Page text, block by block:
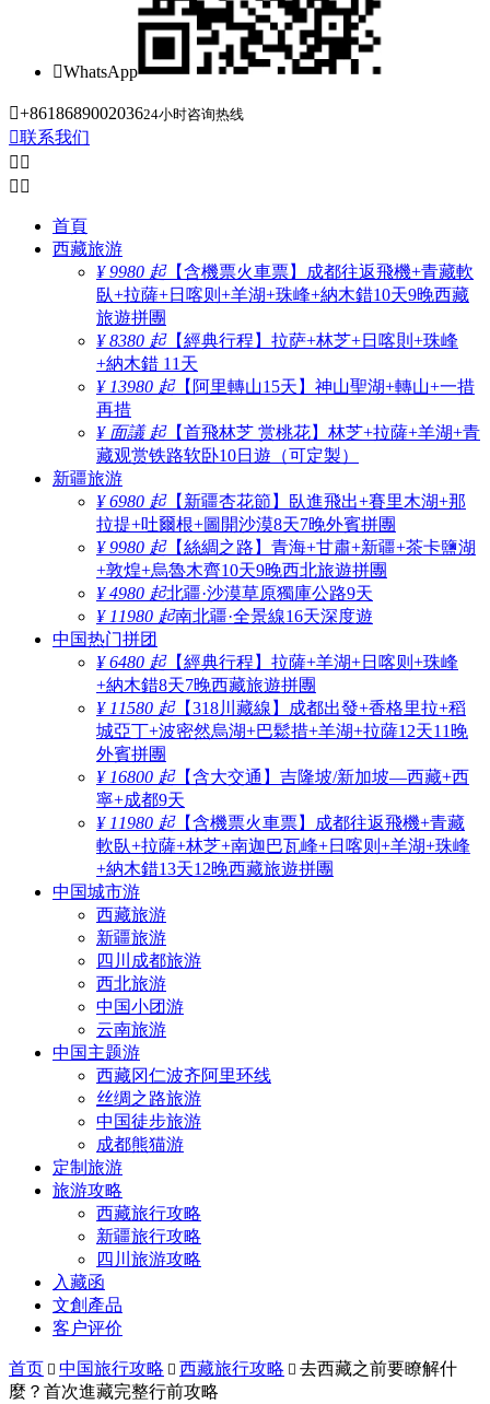
WhatsApp
+861868900203624小时咨询热线
联系我们
 
 
首頁
西藏旅游
¥ 9980 起【含機票火車票】成都往返飛機+青藏軟
臥+拉薩+日喀则+羊湖+珠峰+納木錯10天9晚西藏
旅遊拼團
¥ 8380 起【經典行程】拉萨+林芝+日喀則+珠峰
+納木錯 11天
¥ 13980 起【阿里轉山15天】神山聖湖+轉山+一措
再措
¥ 面議 起【首飛林芝 赏桃花】林芝+拉薩+羊湖+青
藏观赏铁路软卧10日遊（可定製）
新疆旅游
¥ 6980 起【新疆杏花節】臥進飛出+賽里木湖+那
拉提+吐爾根+圖開沙漠8天7晚外賓拼團
¥ 9980 起【絲綢之路】青海+甘肅+新疆+茶卡鹽湖
+敦煌+烏魯木齊10天9晚西北旅遊拼團
¥ 4980 起北疆·沙漠草原獨庫公路9天
¥ 11980 起南北疆·全景線16天深度遊
中国热门拼团
¥ 6480 起【經典行程】拉薩+羊湖+日喀则+珠峰
+納木錯8天7晚西藏旅遊拼團
¥ 11580 起【318川藏線】成都出發+香格里拉+稻
城亞丁+波密然烏湖+巴鬆措+羊湖+拉薩12天11晚
外賓拼團
¥ 16800 起【含大交通】吉隆坡/新加坡—西藏+西
寧+成都9天
¥ 11980 起【含機票火車票】成都往返飛機+青藏
軟臥+拉薩+林芝+南迦巴瓦峰+日喀则+羊湖+珠峰
+納木錯13天12晚西藏旅遊拼團
中国城市游
西藏旅游
新疆旅游
四川成都旅游
西北旅游
中国小团游
云南旅游
中国主题游
西藏冈仁波齐阿里环线
丝绸之路旅游
中国徒步旅游
成都熊猫游
定制旅游
旅游攻略
西藏旅行攻略
新疆旅行攻略
四川旅游攻略
入藏函
文創產品
客户评价
首页  中国旅行攻略  西藏旅行攻略  去西藏之前要瞭解什
麼？首次進藏完整行前攻略